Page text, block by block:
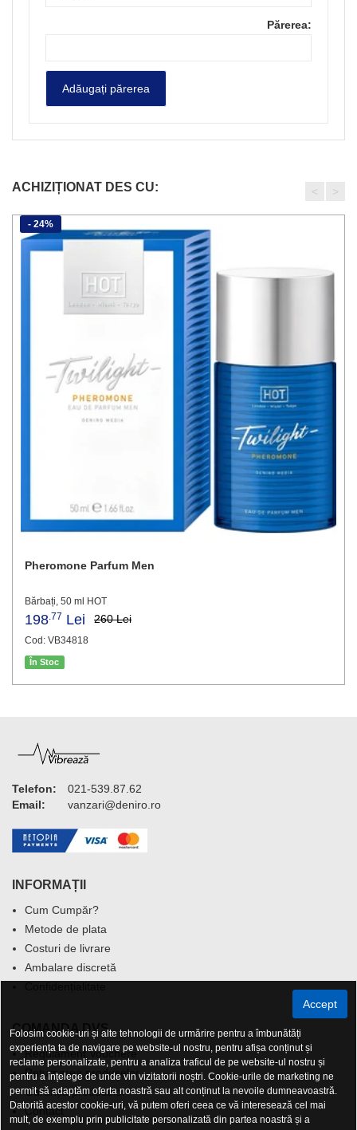
Părerea:
ACHIZIȚIONAT DES CU:
Pheromone Parfum Men
Bărbați, 50 ml HOT
198 .77 Lei 260 Lei
Cod: VB34818
În Stoc
- 24%
< >
Telefon:
021-539.87.62
Email:
vanzari@deniro.ro
INFORMAȚII
Cum Cumpăr?
Metode de plata
Costuri de livrare
Ambalare discretă
COMANDA DVS.
Regulament Vouchere
Returnarea produselor
Garanția produselor
Contact
Accept
Folosim cookie-uri și alte tehnologii de urmărire pentru a îmbunătăți
experiența ta de navigare pe website-ul nostru, pentru afișa conținut și
reclame personalizate, pentru a analiza traficul de pe website-ul nostru și
pentru a înțelege de unde vin vizitatorii noștri. Cookie-urile de marketing ne
permit să adaptăm oferta noastră sau alt conținut la nevoile dumneavoastră.
Datorită acestor cookie-uri, vă putem oferi ceea ce vă interesează cel mai
mult, de exemplu prin publicitate personalizată din partea noastră și a